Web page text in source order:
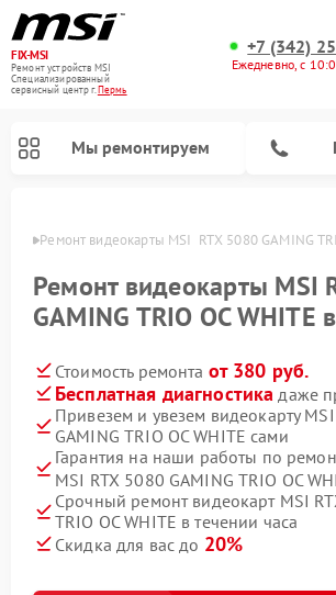
FIX-MSI
Ремонт устройств MSI
Специализированный
cервисный центр г.Пермь
+7 (342)
Ежедневно, с
Мы ремонтируем
Ремонт видеокарты MSI  RTX 5080 GAMING
Ремонт видеокарты MSI
GAMING TRIO OC WHITE
Стоимость ремонта от 380 руб.
Бесплатная диагностика даже
Привезем и увезем видеокарту
GAMING TRIO OC WHITE сами
Гарантия на наши работы по
MSI RTX 5080 GAMING TRIO OC
Срочный ремонт видеокарт MSI
TRIO OC WHITE в течении часа
Скидка для вас до 20%